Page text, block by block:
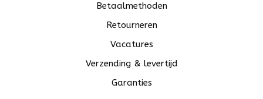
Betaalmethoden
Retourneren
Vacatures
Verzending & levertijd
Garanties